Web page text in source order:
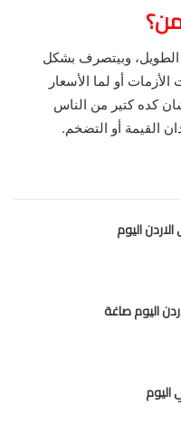
وبيتصرف بشكل
أو لما الأسعار
كده كتير من الناس
القيمة أو التضخم.
اليوم
اليوم صاغة
اليوم